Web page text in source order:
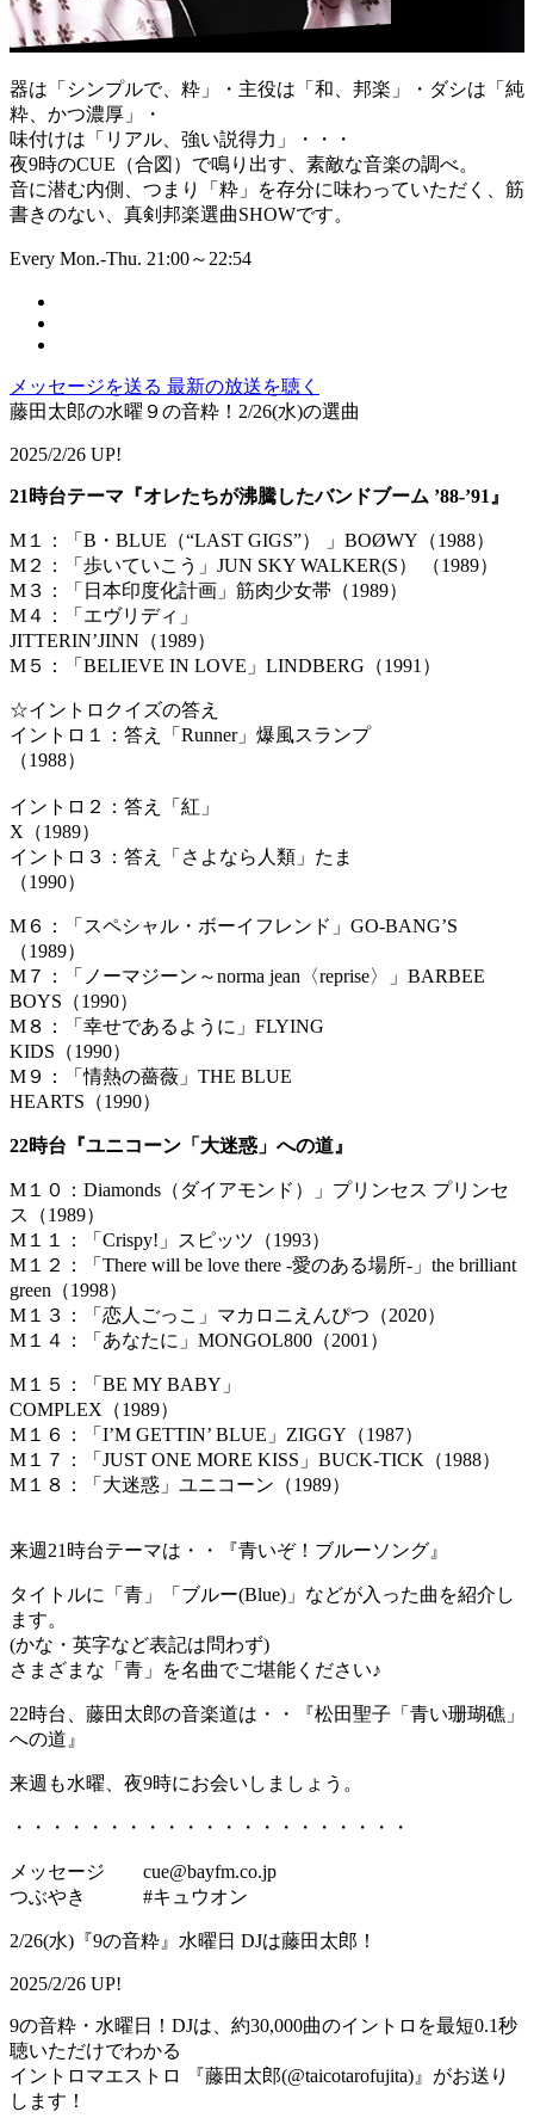
器は「シンプルで、粋」・主役は「和、邦楽」・ダシは「純
粋、かつ濃厚」・
味付けは「リアル、強い説得力」・・・
夜9時のCUE（合図）で鳴り出す、素敵な音楽の調べ。
音に潜む内側、つまり「粋」を存分に味わっていただく、筋
書きのない、真剣邦楽選曲SHOWです。
Every Mon.-Thu. 21:00～22:54
メッセージを送る 最新の放送を聴く
藤田太郎の水曜９の音粋！2/26(水)の選曲
2025/2/26 UP!
21時台テーマ『オレたちが沸騰したバンドブーム ’88-’91』
M１：「B・BLUE（“LAST GIGS”） 」BOØWY（1988）
M２：「歩いていこう」JUN SKY WALKER(S） （1989）
M３：「日本印度化計画」筋肉少女帯（1989）
M４：「エヴリディ」
JITTERIN’JINN（1989）
M５：「BELIEVE IN LOVE」LINDBERG（1991）
☆イントロクイズの答え
イントロ１：答え「Runner」爆風スランプ
（
イントロ２：答え「紅」
X（
イントロ３：答え「さよなら人類」たま
（
M６：「スペシャル・ボーイフレンド」GO-BANG’S
（1989）
M７：「ノーマジーン～norma jean〈reprise〉」BARBEE
BOYS（1990）
M８：「幸せであるように」FLYING
KIDS（1990）
M９：「情熱の薔薇」THE BLUE
HEARTS（1990）
22時台『ユニコーン「大迷惑」への道』
M１０：Diamonds（ダイアモンド）」プリンセス プリンセ
ス（1989）
M１１：「Crispy!」スピッツ（1993）
M１２：「There will be love there -愛のある場所-」the brilliant
green（1998）
M１３：「恋人ごっこ」マカロニえんぴつ（2020）
M１４：「あなたに」MONGOL800（2001）
M１５：「BE MY BABY」
COMPLEX（1989）
M１６：「I’M GETTIN’ BLUE」ZIGGY（1987）
M１７：「JUST ONE MORE KISS」BUCK-TICK（1988）
M１８：「大迷惑」ユニコーン（1989）
来週21時台テーマは・・『青いぞ！ブルーソング』
タイトルに「青」「ブルー(Blue)」などが入った曲を紹介し
ます。
(かな・英字など表記は問わず)
さまざまな「青」を名曲でご堪能ください♪
22時台、藤田太郎の音楽道は・・『松田聖子「青い珊瑚礁」
への道』
来週も水曜、夜9時にお会いしましょう。
・・・・・・・・・・・・・・・・・・・・・
メッセージ cue@bayfm.co.jp
つぶやき #キュウオン
2/26(水)『9の音粋』水曜日 DJは藤田太郎！
2025/2/26 UP!
9の音粋・水曜日！DJは、約30,000曲のイントロを最短0.1秒
聴いただけでわかる
イントロマエストロ 『藤田太郎(@taicotarofujita)』がお送り
します！